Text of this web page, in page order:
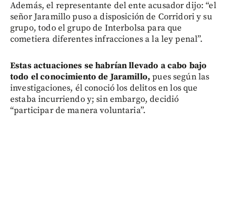
Además, el representante del ente acusador dijo: “el
señor Jaramillo puso a disposición de Corridori y su
grupo, todo el grupo de Interbolsa para que
cometiera diferentes infracciones a la ley penal”.
Estas actuaciones se habrían llevado a cabo bajo
todo el conocimiento de Jaramillo, pues según las
investigaciones, él conoció los delitos en los que
estaba incurriendo y; sin embargo, decidió
“participar de manera voluntaria”.